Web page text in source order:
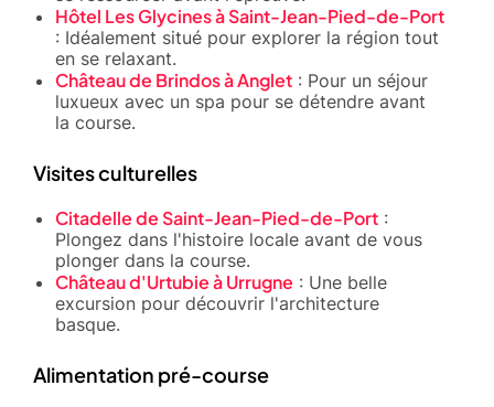
Hôtel Les Glycines à Saint-Jean-Pied-de-Port
: Idéalement situé pour explorer la région tout
en se relaxant.
Château de Brindos à Anglet : Pour un séjour
luxueux avec un spa pour se détendre avant
la course.
Visites culturelles
Citadelle de Saint-Jean-Pied-de-Port :
Plongez dans l'histoire locale avant de vous
plonger dans la course.
Château d'Urtubie à Urrugne : Une belle
excursion pour découvrir l'architecture
basque.
Alimentation pré-course